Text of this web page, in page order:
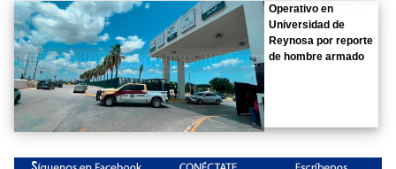
Operativo en
Universidad de
Reynosa por reporte
de hombre armado